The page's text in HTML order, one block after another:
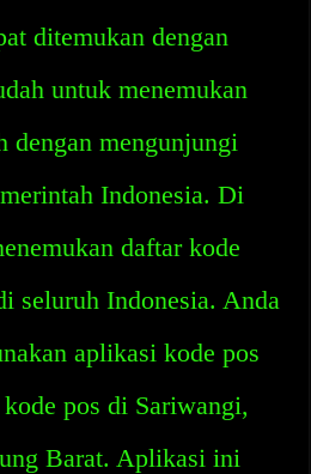
ditemukan dengan
untuk menemukan
dengan mengunjungi
Indonesia. Di
daftar kode
seluruh Indonesia. Anda
aplikasi kode pos
pos di Sariwangi,
Barat. Aplikasi ini